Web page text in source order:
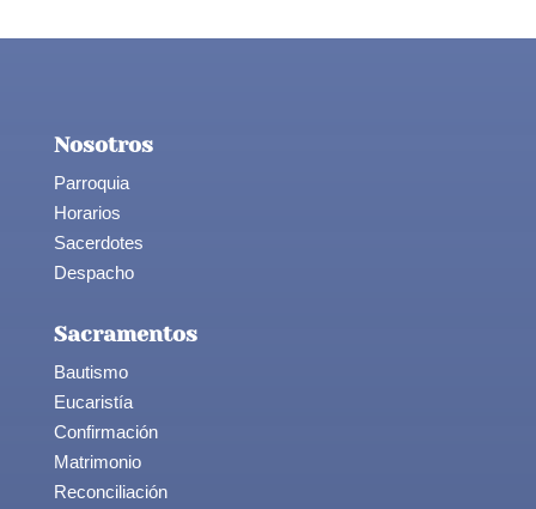
Nosotros
Parroquia
Horarios
Sacerdotes
Despacho
Sacramentos
Bautismo
Eucaristía
Confirmación
Matrimonio
Reconciliación